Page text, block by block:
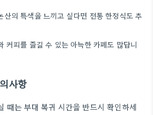
산의 특색을 느끼고 싶다면 전통 한정식도 추
커피를 즐길 수 있는 아늑한 카페도 많답니
사항
때는 부대 복귀 시간을 반드시 확인하세